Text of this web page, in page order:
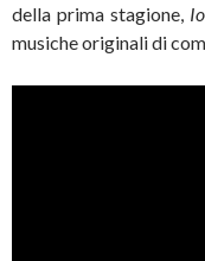
della prima stagione,
musiche originali di